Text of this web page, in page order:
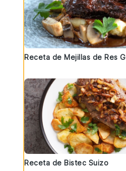
Receta de Mejillas de Res
Receta de Bistec Suizo